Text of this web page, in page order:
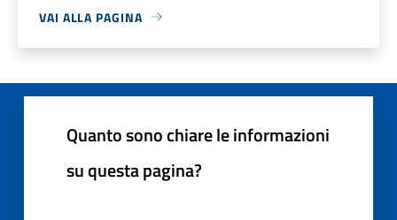
VAI ALLA PAGINA
Quanto sono chiare le informazioni
su questa pagina?